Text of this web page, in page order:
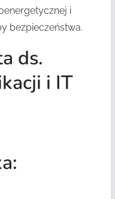
i
bezpieczeństwa.
ds.
i IT